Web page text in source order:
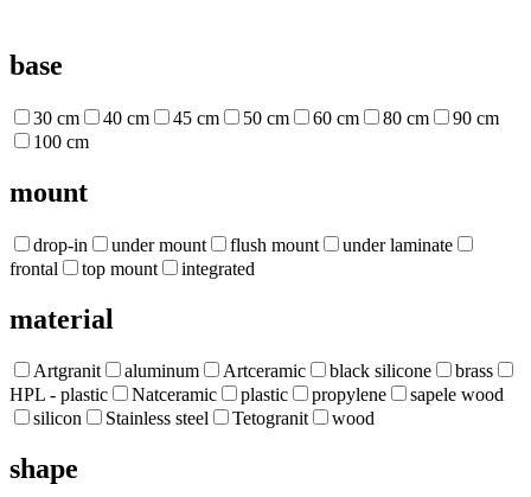
base
30 cm 40 cm 45 cm 50 cm 60 cm 80 cm
90 cm
100 cm
mount
drop-in under mount flush mount
under laminate
frontal
top mount integrated
material
Artgranit aluminum Artceramic black silicone
brass
HPL - plastic
Natceramic plastic propylene
sapele wood
silicon
Stainless steel Tetogranit wood
shape